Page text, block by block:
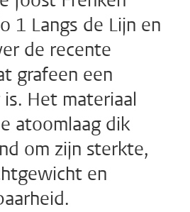
1 Langs de Lijn en
de recente
grafeen een
Het materiaal
atoomlaag dik
om zijn sterkte,
en